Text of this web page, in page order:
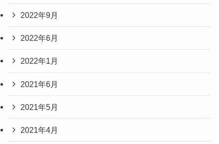
2022年9月
2022年6月
2022年1月
2021年6月
2021年5月
2021年4月